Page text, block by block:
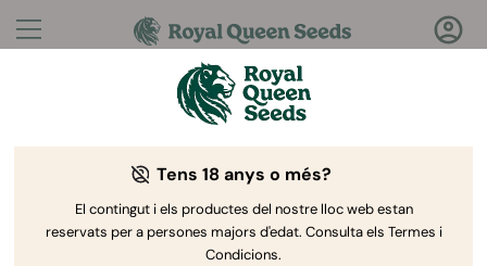
Preguntes?Respostes!
Benvingut al Royal Queen Seeds Help Center
Tens 18 anys o més?
El contingut i els productes del nostre lloc web estan
reservats per a persones majors d'edat. Consulta els Termes i
Condicions.